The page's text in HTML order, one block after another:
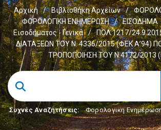
Αρχική / Βιβλιοθήκη Αρχείων /
ΦΟΡΟΛΟΓΙΚΗ ΕΝΗΜΕΡΩΣΗ
/ ΕΙΣΟΔΗΜΑ
Εισοδήματος - Γενικά
/
ΠΟΛ.1217/
ΔΙΑΤΑΞΕΩΝ ΤΟΥ Ν. 4336/2015 (ΦΕΚ Α’94)
ΤΡΟΠΟΠΟΙΗΣΗ ΤΟΥ Ν.4172/2013
Συχνές Αναζητήσεις: Φορολογικη